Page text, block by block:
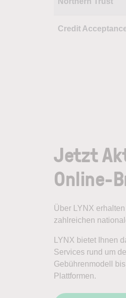
Credit
Jetzt
Online-
Über LYNX
zahlreichen
LYNX bietet Ihnen
Services rund um
Gebührenmodell
Plattformen.